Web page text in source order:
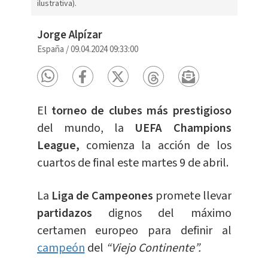
ilustrativa).
Jorge Alpízar
España /09.04.2024 09:33:00
El torneo de clubes más prestigioso
del mundo, la UEFA Champions
League, comienza la acción de los
cuartos de final este martes 9 de abril.
La Liga de Campeones promete llevar
partidazos dignos del máximo
certamen europeo para definir al
campeóndel “Viejo Continente”.